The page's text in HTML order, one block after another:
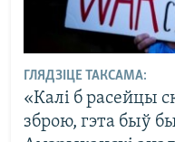
ГЛЯДЗІЦЕ ТАКСАМА:
«Калі б расейцы
зброю, гэта быў